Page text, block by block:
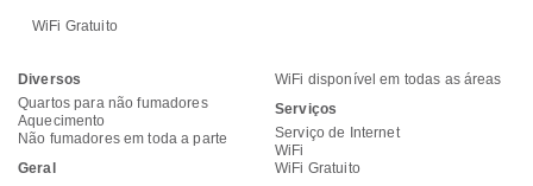
WiFi Gratuito
Diversos
Quartos para não fumadores
Aquecimento
Não fumadores em toda a parte
Geral
WiFi disponível em todas as áreas
Serviços
Serviço de Internet
WiFi
WiFi Gratuito